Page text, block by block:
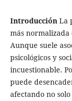
IntroducciónLa
más
Aunque suele
psicológicos y
incuestionable.
puede
afectando no